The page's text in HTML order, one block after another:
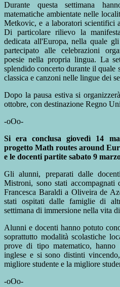
Durante questa settimana
matematiche ambientate nelle
Metkovic, e a laboratori scientifici
Di particolare rilievo la
dedicata all'Europa, nella quale
partecipato alle celebrazioni
poesie nella propria lingua. La
splendido concerto durante il quale
classica e canzoni nelle lingue dei
Dopo la pausa estiva si
ottobre, con destinazione Regno
-oOo-
Si era conclusa giovedì 14
progetto Math routes around
e le docenti partite sabato 9
Gli alunni, preparati dalle
Mistroni, sono stati accompagnati
Francesca Baraldi a Oliveira de
stati ospitati dalle famiglie di
settimana di immersione nella vita
Alunni e docenti hanno potuto
soprattutto modalità scolastiche
prove di tipo matematico,
inglese e si sono distinti
migliore studente e la migliore
-oOo-